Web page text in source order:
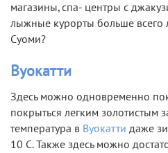
магазины, спа- центры с
лыжные курорты больше всего
Суоми?
Вуокатти
Здесь можно одновременно
покрыться легким золотистым
температура в Вуокатти даже
10 С. Также здесь можно